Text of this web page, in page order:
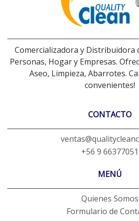
Comercializadora y Distribuidora
Personas, Hogar y Empresas.
Aseo, Limpieza, Abarrotes.
convenientes!
CONTACTO
+56 9 66377051
MENÚ
Quienes Somos
Formulario de